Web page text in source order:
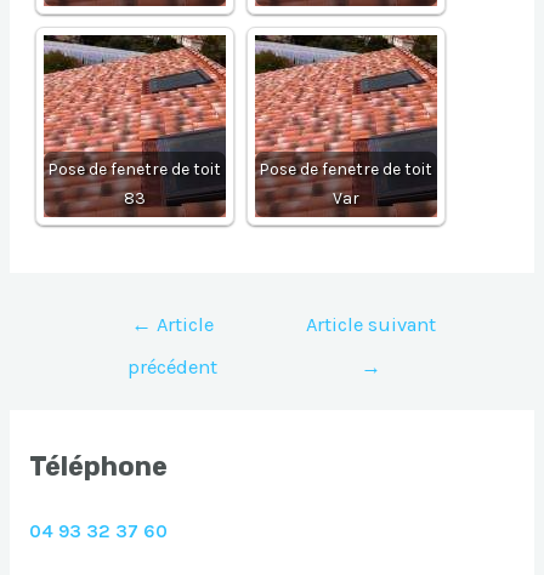
Pose de fenetre de toit
83
Pose de fenetre de toit
Var
Navigation
l’article
← Article
précédent
Article suivant
→
Téléphone
04 93 32 37 60